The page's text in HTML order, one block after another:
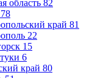
область 82
78
край 81
22
15
6
край 80